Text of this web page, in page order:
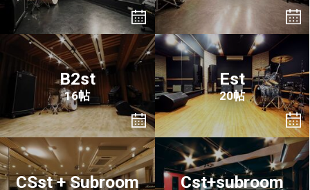
B2st
16帖
Est
20帖
CSst + Subroom Cst+subroom